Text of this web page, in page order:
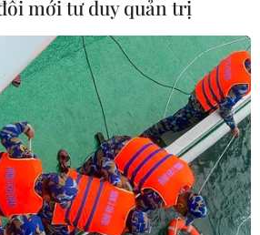
mới tư duy quản trị